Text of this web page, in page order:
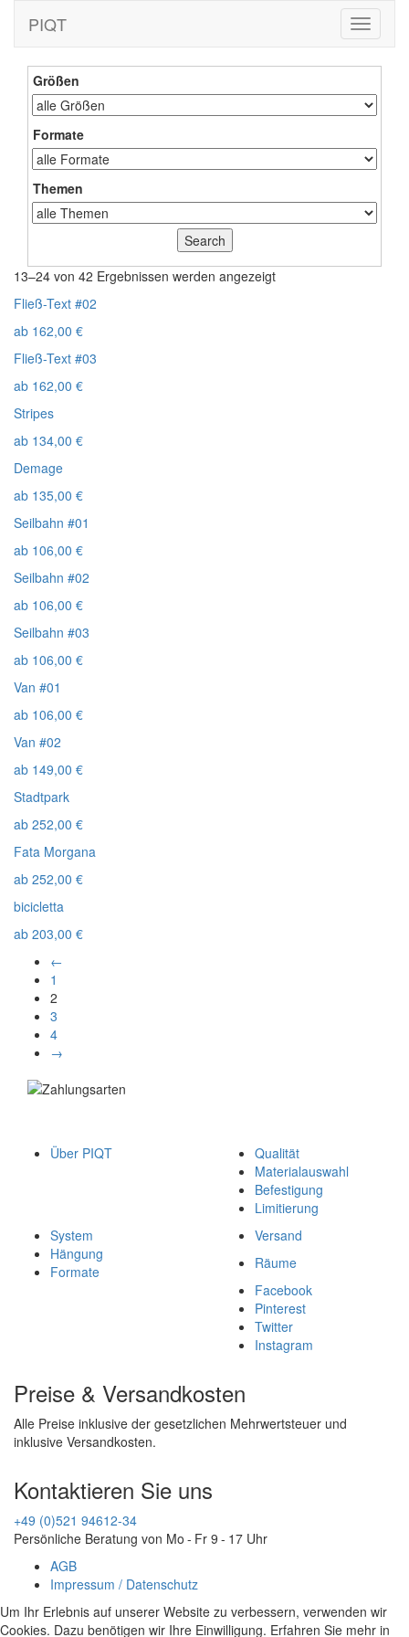
Toggle
PIQT
Größen
Formate
Themen
13–24 von 42 Ergebnissen werden angezeigt
Fließ-Text #02
ab 162,00 €
Fließ-Text #03
ab 162,00 €
Stripes
ab 134,00 €
Demage
ab 135,00 €
Seilbahn #01
ab 106,00 €
Seilbahn #02
ab 106,00 €
Seilbahn #03
ab 106,00 €
Van #01
ab 106,00 €
Van #02
ab 149,00 €
Stadtpark
ab 252,00 €
Fata Morgana
ab 252,00 €
bicicletta
ab 203,00 €
←
1
2
3
4
→
Über PIQT
Qualität
Materialauswahl
Befestigung
Limitierung
System
Hängung
Formate
Versand
Räume
Facebook
Pinterest
Twitter
Instagram
Preise & Versandkosten
Alle Preise inklusive der gesetzlichen Mehrwertsteuer und
inklusive Versandkosten.
Kontaktieren Sie uns
+49 (0)521 94612-34
Persönliche Beratung von Mo - Fr 9 - 17 Uhr
AGB
Impressum / Datenschutz
Um Ihr Erlebnis auf unserer Website zu verbessern, verwenden wir
Cookies. Dazu benötigen wir Ihre Einwilligung. Erfahren Sie mehr in